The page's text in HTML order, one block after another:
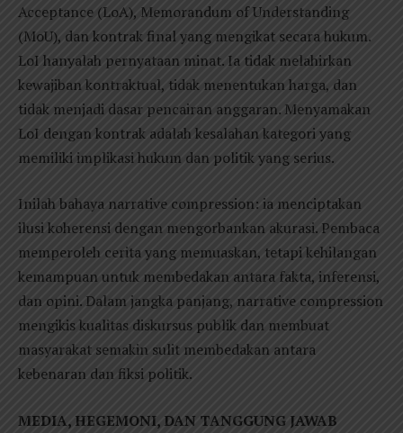
Acceptance (LoA), Memorandum of Understanding
(MoU), dan kontrak final yang mengikat secara hukum.
LoI hanyalah pernyataan minat. Ia tidak melahirkan
kewajiban kontraktual, tidak menentukan harga, dan
tidak menjadi dasar pencairan anggaran. Menyamakan
LoI dengan kontrak adalah kesalahan kategori yang
memiliki implikasi hukum dan politik yang serius.
Inilah bahaya narrative compression: ia menciptakan
ilusi koherensi dengan mengorbankan akurasi. Pembaca
memperoleh cerita yang memuaskan, tetapi kehilangan
kemampuan untuk membedakan antara fakta, inferensi,
dan opini. Dalam jangka panjang, narrative compression
mengikis kualitas diskursus publik dan membuat
masyarakat semakin sulit membedakan antara
kebenaran dan fiksi politik.
MEDIA, HEGEMONI, DAN TANGGUNG JAWAB